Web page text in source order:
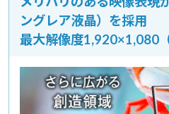
ングレア液晶）を採用
最大解像度1,920×1,080